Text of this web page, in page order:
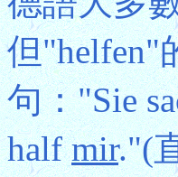
但"helfen"
句："Sie
halfmir."(